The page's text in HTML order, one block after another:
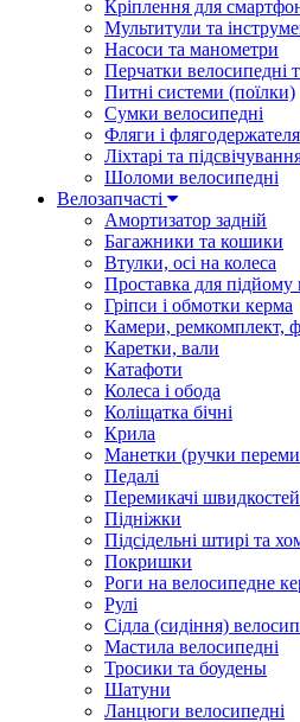
Кріплення для
Мультитули та
Насоси та манометри
Перчатки велосипедні
Питні системи (поїлки)
Сумки велосипедні
Фляги і флягодержателя
Ліхтарі та
Шоломи велосипедні
Велозапчасті
Амортизатор задній
Багажники та кошики
Втулки, осі на колеса
Проставка для підйому
Гріпси і обмотки керма
Камери, ремкомплект,
Каретки, вали
Катафоти
Колеса і обода
Коліщатка бічні
Крила
Манетки (ручки
Педалі
Перемикачі швидкостей
Підніжки
Підсідельні штирі та
Покришки
Роги на велосипедне
Рулі
Сідла (сидіння)
Мастила велосипедні
Тросики та боудены
Шатуни
Ланцюги велосипедні